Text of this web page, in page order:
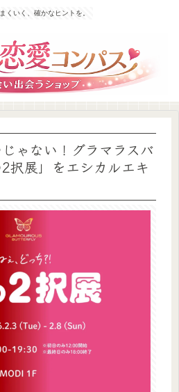
くいく、確かなヒントを。
ゃない！グラマラスバ
択展」をエシカルエキ